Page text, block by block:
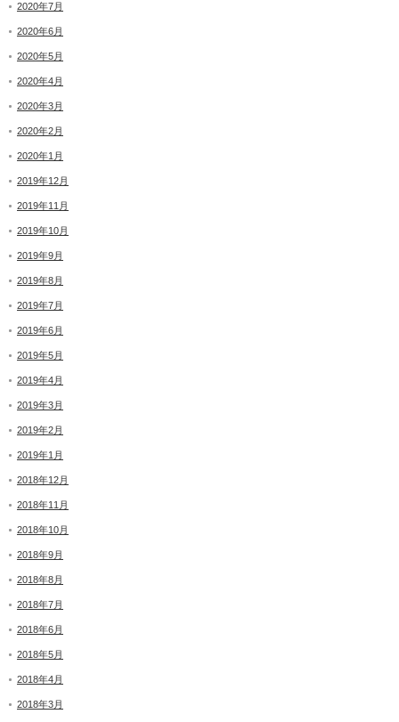
2020年7月
2020年6月
2020年5月
2020年4月
2020年3月
2020年2月
2020年1月
2019年12月
2019年11月
2019年10月
2019年9月
2019年8月
2019年7月
2019年6月
2019年5月
2019年4月
2019年3月
2019年2月
2019年1月
2018年12月
2018年11月
2018年10月
2018年9月
2018年8月
2018年7月
2018年6月
2018年5月
2018年4月
2018年3月